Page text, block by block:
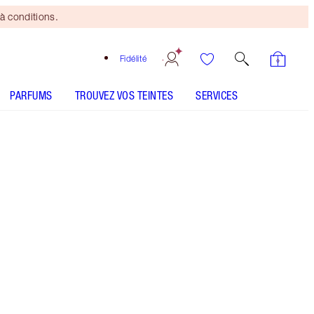
conditions.
Fidélité
PARFUMS TROUVEZ VOS TEINTES SERVICES